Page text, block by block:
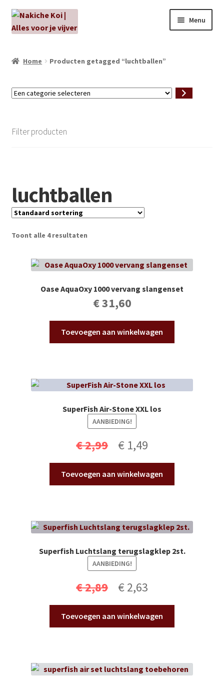
Ga
door
Ga
naar
Menu
Algenbehandeling
Aanbiedingen
Vijverpompen en vijverfilters
Vijverdecoratie en tuindecoratie
Vijveronderhoud
Tuinonderhoud
Buxus
Home Producten getagged “luchtballen”
Een
Filter producten
luchtballen
Toont alle 4 resultaten
Oase AquaOxy 1000 vervang slangenset
€31,60
Toevoegen aan winkelwagen
SuperFish Air-Stone XXL los
AANBIEDING!
€2,99
Oorspronkelijke
prijs
was:
€1,49Huidige
prijs
is:
Toevoegen aan winkelwagen
Superfish Luchtslang terugslagklep 2st.
AANBIEDING!
€2,89
Oorspronkelijke
prijs
was:
€2,63Huidige
prijs
is:
Toevoegen aan winkelwagen